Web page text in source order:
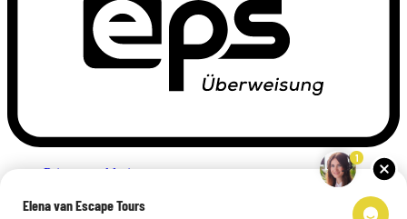
Privacyverklaring
Links
1
Elena van Escape Tours